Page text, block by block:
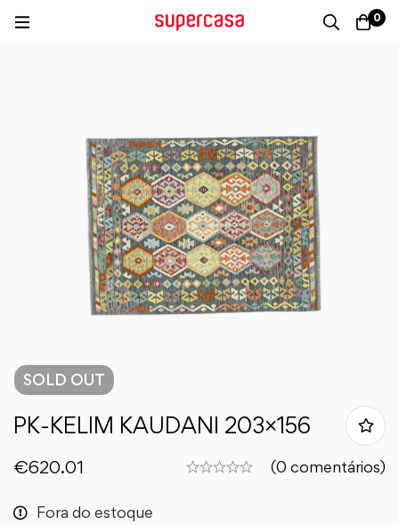
0
SOLD OUT
PK-KELIM KAUDANI 203×156
€620.01 (0 comentários)
Fora do estoque